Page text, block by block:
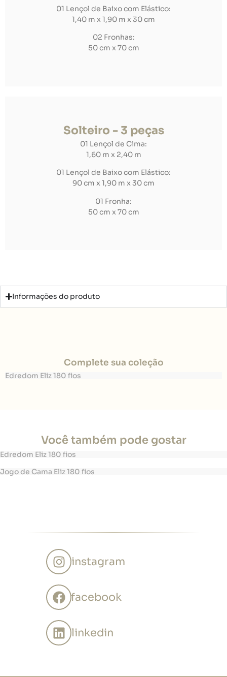
01 Lençol de Baixo com Elástico:
1,40 m x 1,90 m x 30 cm
02 Fronhas:
50 cm x 70 cm
Solteiro - 3 peças
01 Lençol de Cima:
1,60 m x 2,40 m
01 Lençol de Baixo com Elástico:
90 cm x 1,90 m x 30 cm
01 Fronha:
50 cm x 70 cm
Informações do produto
Complete sua coleção
Edredom Eliz 180 fios
Você também pode gostar
Edredom Eliz 180 fios
Jogo de Cama Eliz 180 fios
instagram
facebook
linkedin